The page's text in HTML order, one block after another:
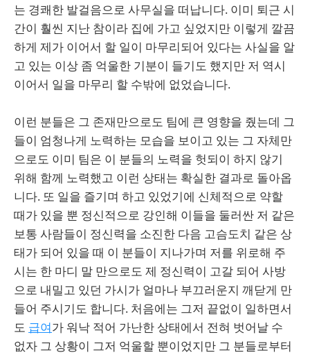
는 경쾌한 발걸음으로 사무실을 떠납니다. 이미 퇴근 시
간이 훨씬 지난 참이라 집에 가고 싶었지만 이렇게 깔끔
하게 제가 이어서 할 일이 마무리되어 있다는 사실을 알
고 있는 이상 좀 억울한 기분이 들기도 했지만 저 역시
이어서 일을 마무리 할 수밖에 없었습니다.
이런 분들은 그 존재만으로도 팀에 큰 영향을 줬는데 그
들이 엄청나게 노력하는 모습을 보이고 있는 그 자체만
으로도 이미 팀은 이 분들의 노력을 헛되이 하지 않기
위해 함께 노력했고 이런 상태는 확실한 결과로 돌아옵
니다. 또 일을 즐기며 하고 있었기에 신체적으로 약할
때가 있을 뿐 정신적으로 강인해 이들을 둘러싼 저 같은
보통 사람들이 정신력을 소진한 다음 고슴도치 같은 상
태가 되어 있을 때 이 분들이 지나가며 저를 위로해 주
시는 한 마디 말 만으로도 제 정신력이 고갈 되어 사방
으로 내밀고 있던 가시가 얼마나 부끄러운지 깨닫게 만
들어 주시기도 합니다. 처음에는 그저 끝없이 일하면서
도 급여가 워낙 적어 가난한 상태에서 전혀 벗어날 수
없자 그 상황이 그저 억울할 뿐이었지만 그 분들로부터